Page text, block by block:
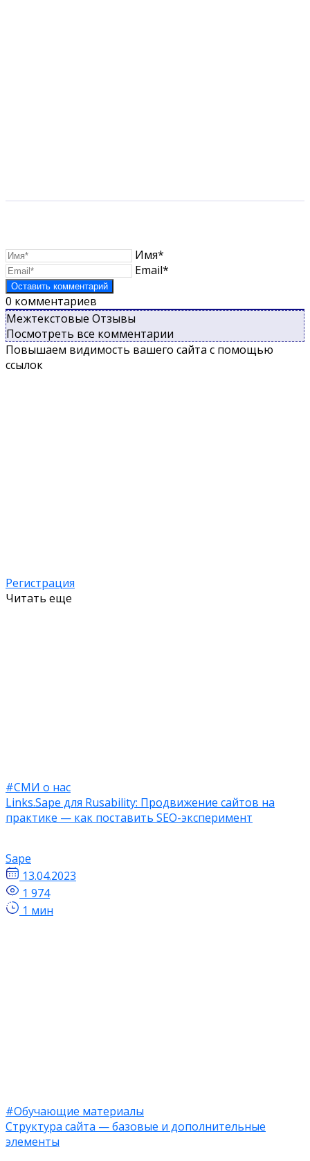
Имя*
Email*
0 комментариев
Межтекстовые Отзывы
Посмотреть все комментарии
Повышаем видимость вашего сайта с помощью
ссылок
Регистрация
Читать еще
#СМИ о нас
Links.Sape для Rusability: Продвижение сайтов на
практике — как поставить SEO-эксперимент
Sape
13.04.2023
1 974
1 мин
#Обучающие материалы
Структура сайта — базовые и дополнительные
элементы